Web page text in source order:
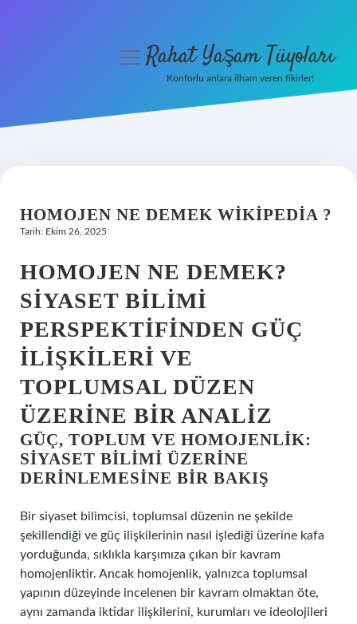
Hakkımızda
menüyüRahat Yaşam Tüyoları
Konforlu anlara ilham veren fikirler!
HOMOJEN NE DEMEK WIKIPEDIA ?
Tarih: Ekim 26, 2025
HOMOJEN NE DEMEK?
SIYASET BILIMI
PERSPEKTIFINDEN GÜÇ
İLIŞKILERI VE
TOPLUMSAL DÜZEN
ÜZERINE BIR ANALIZ
GÜÇ, TOPLUM VE HOMOJENLIK:
SIYASET BILIMI ÜZERINE
DERINLEMESINE BIR BAKIŞ
Bir siyaset bilimcisi, toplumsal düzenin ne şekilde
şekillendiği ve güç ilişkilerinin nasıl işlediği üzerine kafa
yorduğunda, sıklıkla karşımıza çıkan bir kavram
homojenliktir. Ancak homojenlik, yalnızca toplumsal
yapının düzeyinde incelenen bir kavram olmaktan öte,
aynı zamanda iktidar ilişkilerini, kurumları ve ideolojileri